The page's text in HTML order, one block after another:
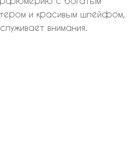
и красивым шлейфом,
внимания.